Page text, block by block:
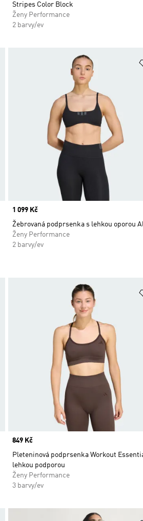
Stripes Color Block
Ženy Performance
2 barvy/ev
Přidat do seznamu přání
Price
1 099 Kč
Žebrovaná podprsenka s lehkou oporou
Ženy Performance
2 barvy/ev
Přidat do seznamu přání
Price
849 Kč
Pleteninová podprsenka Workout
lehkou podporou
Ženy Performance
3 barvy/ev